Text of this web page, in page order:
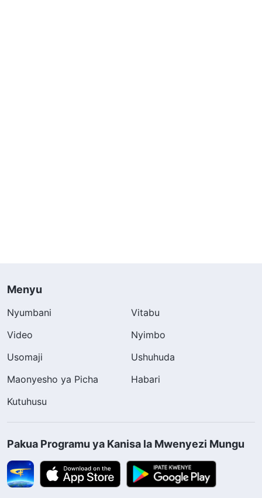
Menyu
Nyumbani
Vitabu
Video
Nyimbo
Usomaji
Ushuhuda
Maonyesho ya Picha
Habari
Kutuhusu
Pakua Programu ya Kanisa la Mwenyezi Mungu